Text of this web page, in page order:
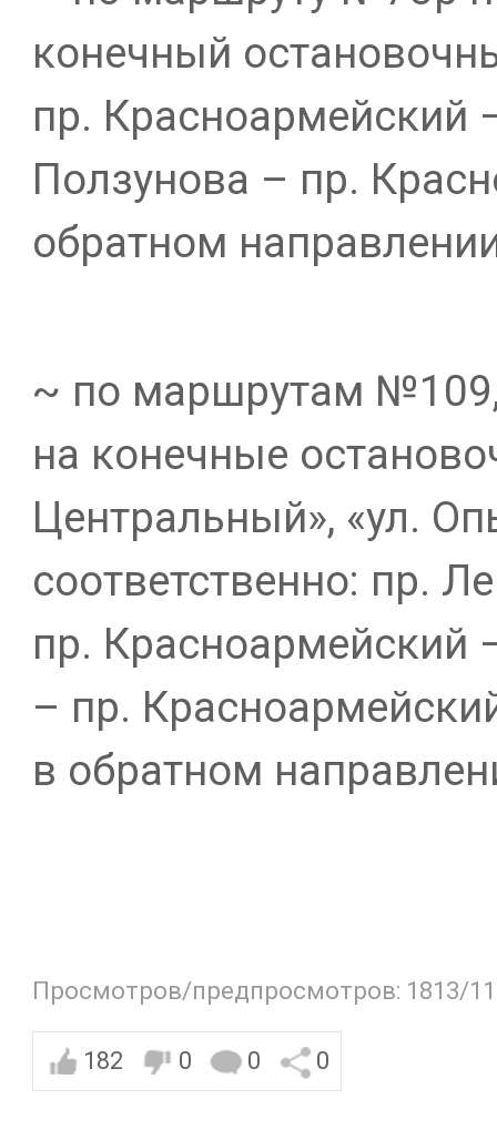
конечный
пр. Красноармейский
Ползунова – пр.
обратном
~ по маршрутам
на конечные
Центральный», «ул.
соответственно: пр.
пр. Красноармейский
– пр.
в обратном
Просмотров/предпросмотров: 1813/
182 0 0 0